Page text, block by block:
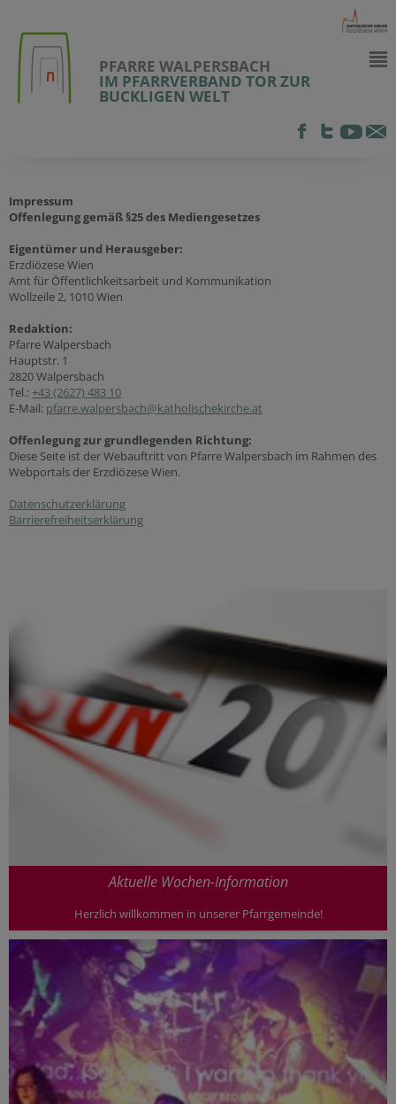
PFARRE WALPERSBACH
IM PFARRVERBAND TOR ZUR
BUCKLIGEN WELT
Impressum
Offenlegung gemäß §25 des Mediengesetzes
Eigentümer und Herausgeber:
Erzdiözese Wien
Amt für Öffentlichkeitsarbeit und Kommunikation
Wollzeile 2, 1010 Wien
Redaktion:
Pfarre Walpersbach
Hauptstr. 1
2820 Walpersbach
Tel.: +43 (2627) 483 10
E-Mail: pfarre.walpersbach@katholischekirche.at
Offenlegung zur grundlegenden Richtung:
Diese Seite ist der Webauftritt von Pfarre Walpersbach im Rahmen des
Webportals der Erzdiözese Wien.
Datenschutzerklärung
Barrierefreiheitserklärung
Aktuelle Wochen-Information
Herzlich willkommen in unserer Pfarrgemeinde!